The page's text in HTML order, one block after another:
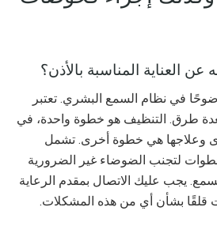
العناية المناسبة بالأذن؟
في نظام السمع البشري. تعتبر
بعدة طرق. التنظيف هو خطوة واحدة، في
وعلاجها هي خطوة أخرى. تشمل
خطوات لتجنب الضوضاء غير الضرورية
يجب عليك الاتصال بمقدم الرعاية
قلقًا بشأن أي من هذه المشكلات.